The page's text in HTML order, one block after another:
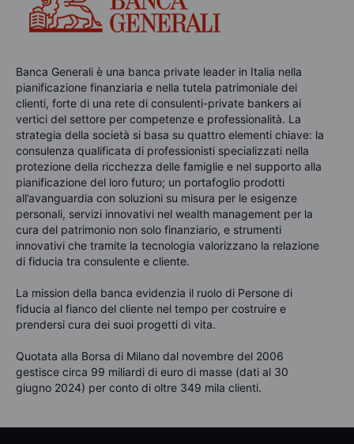
Banca Generali è una banca private leader in Italia nella
pianificazione finanziaria e nella tutela patrimoniale dei
clienti, forte di una rete di consulenti-private bankers ai
vertici del settore per competenze e professionalità. La
strategia della società si basa su quattro elementi chiave: la
consulenza qualificata di professionisti specializzati nella
protezione della ricchezza delle famiglie e nel supporto alla
pianificazione del loro futuro; un portafoglio prodotti
all’avanguardia con soluzioni su misura per le esigenze
personali, servizi innovativi nel wealth management per la
cura del patrimonio non solo finanziario, e strumenti
innovativi che tramite la tecnologia valorizzano la relazione
di fiducia tra consulente e cliente.
La mission della banca evidenzia il ruolo di Persone di
fiducia al fianco del cliente nel tempo per costruire e
prendersi cura dei suoi progetti di vita.
Quotata alla Borsa di Milano dal novembre del 2006
gestisce circa 99 miliardi di euro di masse (dati al 30
giugno 2024) per conto di oltre 349 mila clienti.